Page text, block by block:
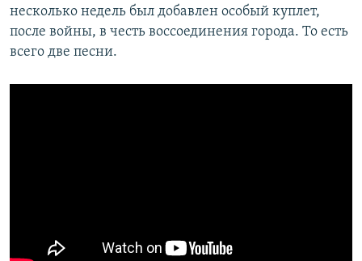
несколько недель был добавлен особый куплет,
после войны, в честь воссоединения города. То есть
всего две песни.